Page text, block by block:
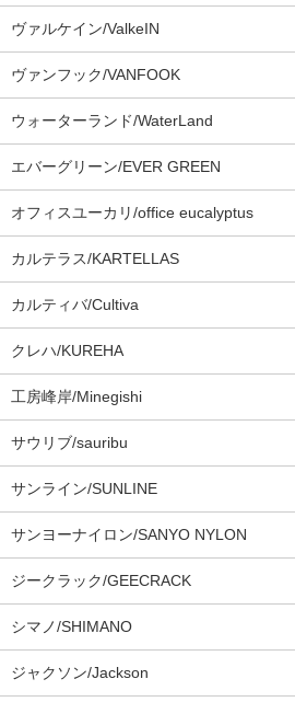
ヴァルケイン/ValkeIN
ヴァンフック/VANFOOK
ウォーターランド/WaterLand
エバーグリーン/EVER GREEN
オフィスユーカリ/office eucalyptus
カルテラス/KARTELLAS
カルティバ/Cultiva
クレハ/KUREHA
工房峰岸/Minegishi
サウリブ/sauribu
サンライン/SUNLINE
サンヨーナイロン/SANYO NYLON
ジークラック/GEECRACK
シマノ/SHIMANO
ジャクソン/Jackson